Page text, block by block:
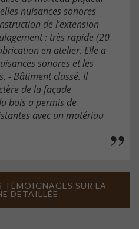
nuisances sonores
de l’extension
: très rapide (20
en atelier. Elle a
sonores et les
- Bâtiment classé. Il
de la façade
bois a permis de
avec un matériau
TÉMOIGNAGES SUR LA
DETAILLÉE